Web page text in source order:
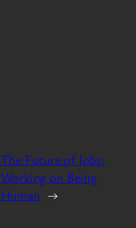
The Future of Jobs:
Working on Being
Human →